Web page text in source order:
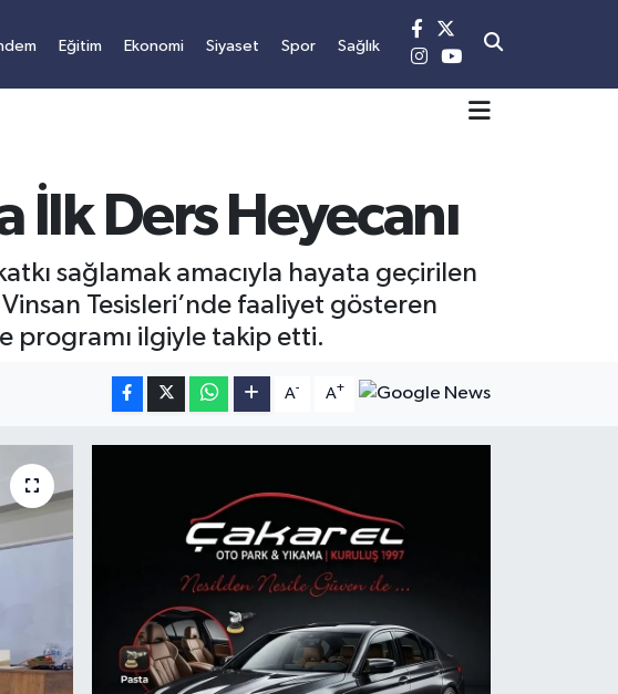
Eğitim Ekonomi Siyaset Spor Sağlık
İlk Ders Heyecanı
sağlamak amacıyla hayata geçirilen
Tesisleri’nde faaliyet gösteren
programı ilgiyle takip etti.
A- A+